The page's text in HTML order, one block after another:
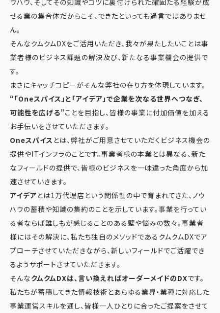
せる業の集合体だからこそ、できたといっても過言ではありませ
ん。
そんなクムクムDXをご活用いただき、我々が果たしたいことは事
業者様のビジネス課題の解決及び、新たなる事業機会の提供で
す。
まさにキャッチコピーがそんな弊社の在り方を体現しています。
“「Oneスパイス」と「アイデア」で企業を次なる世界へつなぎ、
可能性を広げる”ことを目指し、皆様の事業に付加価値を加える
お手伝いをさせていただきます。
Oneスパイス とは、弊社がご用意させていただくビジネス機会の
提供やITインフラのことです。事業者様の本業とは異なる、新た
なフィールドの提供で、皆様のビジネスを一味違った角度から加
速させていきます。
アイデアとは1万代理店という関係性の中で育まれてきた、ノウ
ハウの蓄積や知識の集約のことを示しています。事業を行ってい
る者ならば誰しもが感じることのある壁や悩みの数々。事業者
様にはその解決に、私たち独自のメソッドであるクムクムDXでア
プローチさせていただきながら、新しいフィールドでご活躍でき
るようサポートさせていただきます。
そんなクムクムDXは、言い換えればオーダーメイドのDXです。
私たちが蓄積してきた情報技術とあらゆる業界・業種に対応した
事業運営スキルを通し、皆様一人ひとりに合ったご提案をさせて